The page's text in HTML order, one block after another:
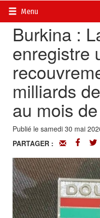
Menu
Accueil>
Burkina :
enregistre
milliards
au mois
Publié le samedi 30 mai
PARTAGER :